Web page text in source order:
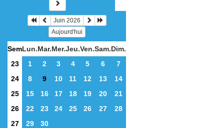
Juin 2026
Aujourd'hui
SemLun.Mar.Mer.Jeu.Ven.Sam.Dim.
23
1 2 3 4 5 6
7
24
8 9 10 11 12 13
14
25
15 16 17 18 19 20
21
26
22 23 24 25 26 27
28
27
29 30